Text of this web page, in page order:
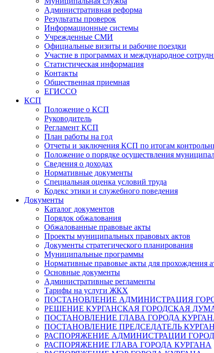
Административная реформа
Результаты проверок
Информационные системы
Учрежденные СМИ
Официальные визиты и рабочие поездки
Участие в программах и международное
Статистическая информация
Контакты
Общественная приемная
ЕГИССО
КСП
Положение о КСП
Руководитель
Регламент КСП
План работы на год
Отчеты и заключения КСП по итогам
Положение о порядке осуществления
Сведения о доходах
Нормативные документы
Специальная оценка условий труда
Кодекс этики и служебного поведения
Документы
Каталог документов
Порядок обжалования
Обжалованные правовые акты
Проекты муниципальных правовых актов
Документы стратегического планирования
Муниципальные программы
Нормативные правовые акты для прохождения
Основные документы
Административные регламенты
Тарифы на услуги ЖКХ
ПОСТАНОВЛЕНИЕ АДМИНИСТРАЦИЯ
РЕШЕНИЕ КУРГАНСКАЯ ГОРОДСКАЯ
ПОСТАНОВЛЕНИЕ ГЛАВА ГОРОДА
ПОСТАНОВЛЕНИЕ ПРЕДСЕДАТЕЛЬ
РАСПОРЯЖЕНИЕ АДМИНИСТРАЦИИ
РАСПОРЯЖЕНИЕ ГЛАВА ГОРОДА КУРГАНА